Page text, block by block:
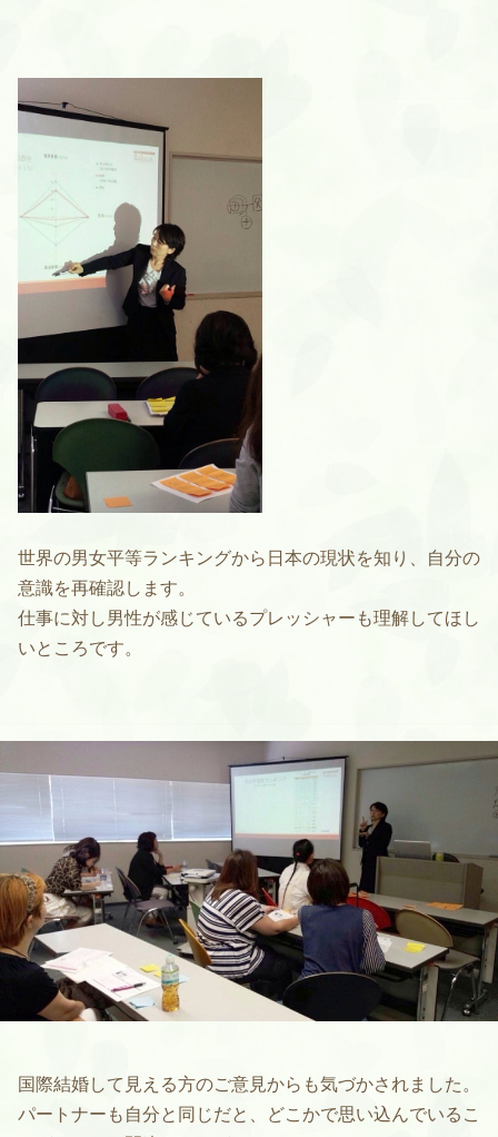
世界の男女平等ランキングから日本の現状を知り、自分の
意識を再確認します。
仕事に対し男性が感じているプレッシャーも理解してほし
いところです。
国際結婚して見える方のご意見からも気づかされました。
パートナーも自分と同じだと、どこかで思い込んでいるこ